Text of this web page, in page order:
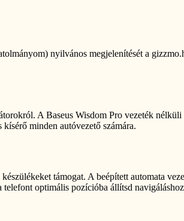
nyilvános megjelenítését a
A Baseus Wisdom Pro vezeték
minden autóvezető számára.
támogat. A beépített automata
optimális pozícióba állítsd